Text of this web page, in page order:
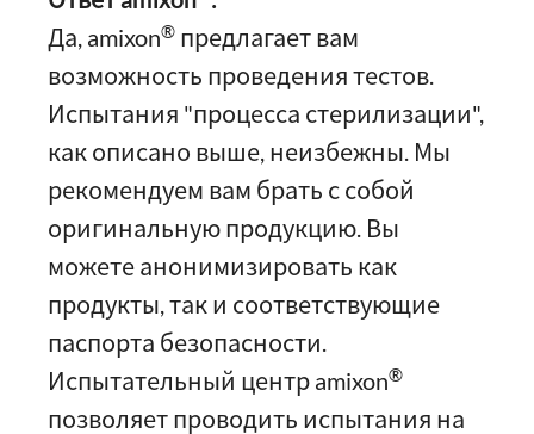
Да, amixon® предлагает вам
возможность проведения тестов.
Испытания "процесса стерилизации",
как описано выше, неизбежны. Мы
рекомендуем вам брать с собой
оригинальную продукцию. Вы
можете анонимизировать как
продукты, так и соответствующие
паспорта безопасности.
Испытательный центр amixon®
позволяет проводить испытания на